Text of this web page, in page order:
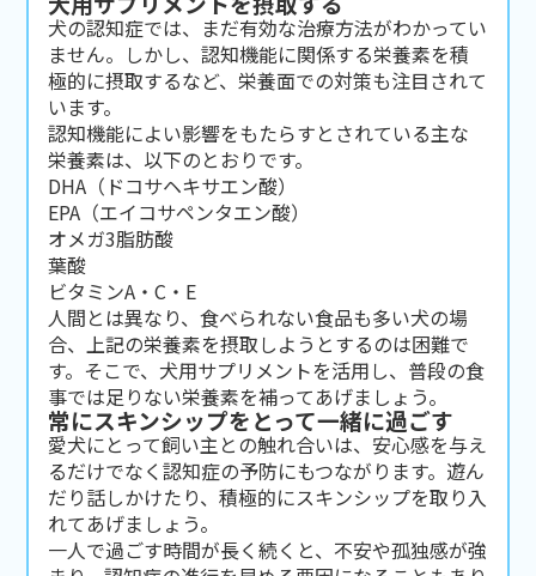
犬の認知症では、まだ有効な治療方法がわかってい
ません。しかし、認知機能に関係する栄養素を積
極的に摂取するなど、栄養面での対策も注目されて
います。
認知機能によい影響をもたらすとされている主な
栄養素は、以下のとおりです。
DHA（ドコサヘキサエン酸）
EPA（エイコサペンタエン酸）
オメガ3脂肪酸
葉酸
ビタミンA・C・E
人間とは異なり、食べられない食品も多い犬の場
合、上記の栄養素を摂取しようとするのは困難で
す。そこで、犬用サプリメントを活用し、普段の食
事では足りない栄養素を補ってあげましょう。
常にスキンシップをとって一緒に過ごす
愛犬にとって飼い主との触れ合いは、安心感を与え
るだけでなく認知症の予防にもつながります。遊ん
だり話しかけたり、積極的にスキンシップを取り入
れてあげましょう。
一人で過ごす時間が長く続くと、不安や孤独感が強